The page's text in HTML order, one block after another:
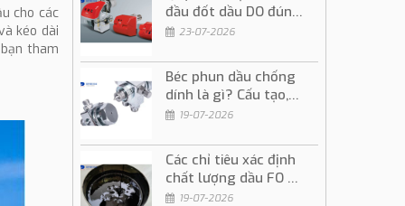
cho các
kéo dài
tham
đầu đốt dầu DO đúng
kỹ thuật và an toàn
23-07-2026
Béc phun dầu chống
dính là gì? Cấu tạo,
ứng dụng và cách sử
19-07-2026
Các chỉ tiêu xác định
chất lượng dầu FO và
ý nghĩa trong vận
19-07-2026